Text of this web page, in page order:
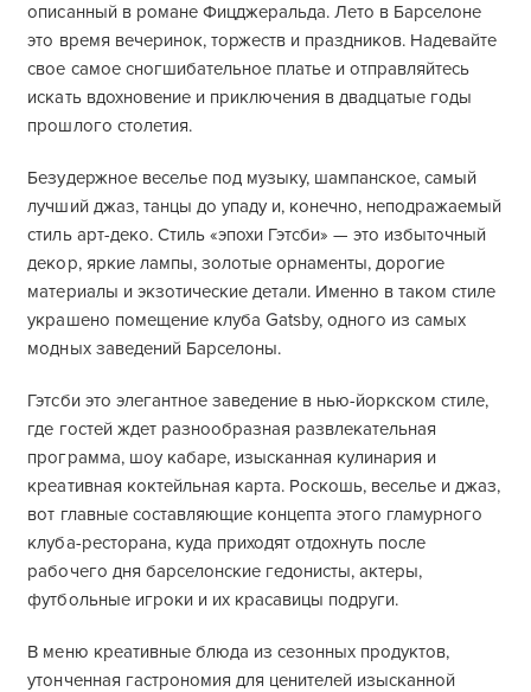
описанный в романе Фицджеральда. Лето в Барселоне
это время вечеринок, торжеств и праздников. Надевайте
свое самое сногшибательное платье и отправляйтесь
искать вдохновение и приключения в двадцатые годы
прошлого столетия.
Безудержное веселье под музыку, шампанское, самый
лучший джаз, танцы до упаду и, конечно, неподражаемый
стиль арт-деко. Стиль «эпохи Гэтсби» — это избыточный
декор, яркие лампы, золотые орнаменты, дорогие
материалы и экзотические детали. Именно в таком стиле
украшено помещение клуба Gatsby, одного из самых
модных заведений Барселоны.
Гэтсби это элегантное заведение в нью-йоркском стиле,
где гостей ждет разнообразная развлекательная
программа, шоу кабаре, изысканная кулинария и
креативная коктейльная карта. Роскошь, веселье и джаз,
вот главные составляющие концепта этого гламурного
клуба-ресторана, куда приходят отдохнуть после
рабочего дня барселонские гедонисты, актеры,
футбольные игроки и их красавицы подруги.
В меню креативные блюда из сезонных продуктов,
утонченная гастрономия для ценителей изысканной